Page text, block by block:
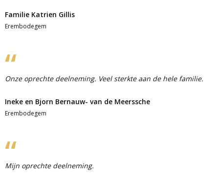
Familie Katrien Gillis
Erembodegem
Onze oprechte deelneming. Veel sterkte aan de hele familie.
Ineke en Bjorn Bernauw- van de Meerssche
Erembodegem
Mijn oprechte deelneming.